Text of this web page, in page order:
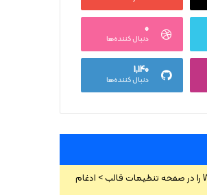
۰
دنبال کننده‌ها
۱,۱۴۰
دنبال کننده‌ها
شما باید Weather API Key را در صفحه تنظیمات قالب > ادغام